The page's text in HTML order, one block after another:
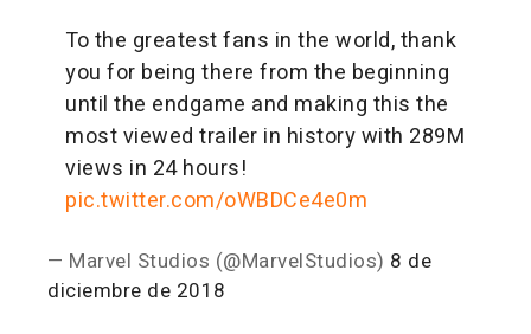
To the greatest fans in the world, thank
you for being there from the beginning
until the endgame and making this the
most viewed trailer in history with 289M
views in 24 hours!
pic.twitter.com/oWBDCe4e0m
— Marvel Studios (@MarvelStudios) 8 de
diciembre de 2018